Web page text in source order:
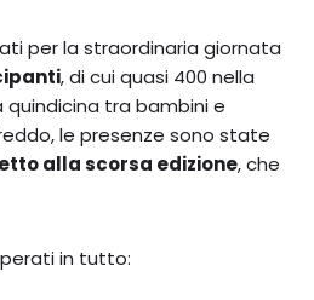
per la straordinaria giornata
, di cui quasi 400 nella
tra bambini e
le presenze sono state
alla scorsa edizione, che
in tutto: